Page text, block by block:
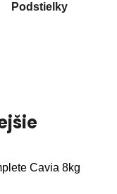
Podstielky
Cavia 8kg